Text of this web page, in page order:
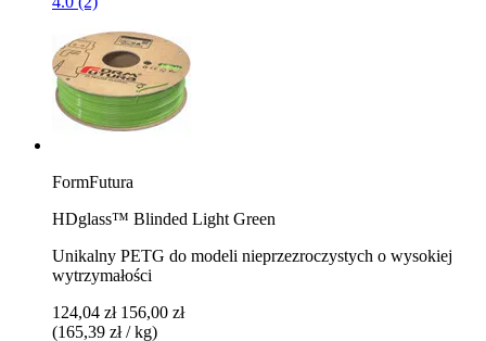
FormFutura
HDglass™ Blinded Light Green
Unikalny PETG do modeli nieprzezroczystych o wysokiej
wytrzymałości
124,04 zł 156,00 zł
(165,39 zł / kg)